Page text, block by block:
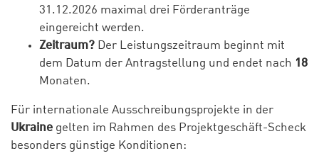
31.12.2026 maximal drei Förderanträge
eingereicht werden.
Zeitraum? Der Leistungszeitraum beginnt mit
dem Datum der Antragstellung und endet nach 18
Monaten.
Für internationale Ausschreibungsprojekte in der
Ukraine gelten im Rahmen des Projektgeschäft-Scheck
besonders günstige Konditionen: